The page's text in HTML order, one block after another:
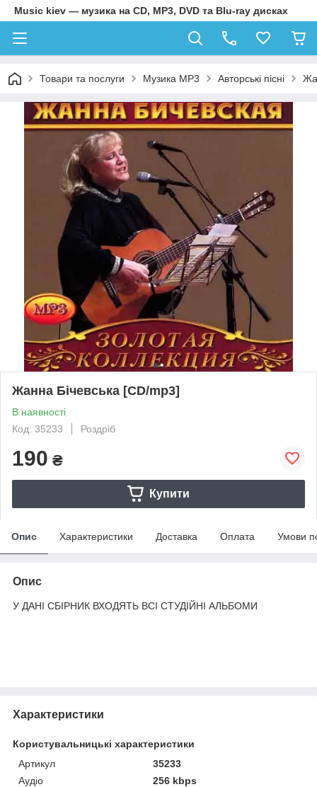
Music kiev — музика на CD, MP3, DVD та Blu-ray дисках
Товари та послуги Музика MP3 Авторські пісні
Жанна Бічевська [CD/mp3]
В наявності
Код: 35233
Роздріб
190 ₴
Купити
Опис Характеристики Доставка Оплата Умови
Опис
У ДАНІ СБІРНИК ВХОДЯТЬ ВСІ СТУДІЙНІ АЛЬБОМИ
Характеристики
Користувальницькі характеристики
Артикул
35233
Аудіо
256 kbps